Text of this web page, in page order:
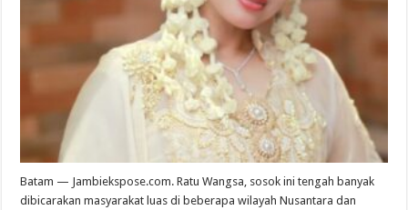
Batam — Jambiekspose.com. Ratu Wangsa, sosok ini tengah banyak
dibicarakan masyarakat luas di beberapa wilayah Nusantara dan